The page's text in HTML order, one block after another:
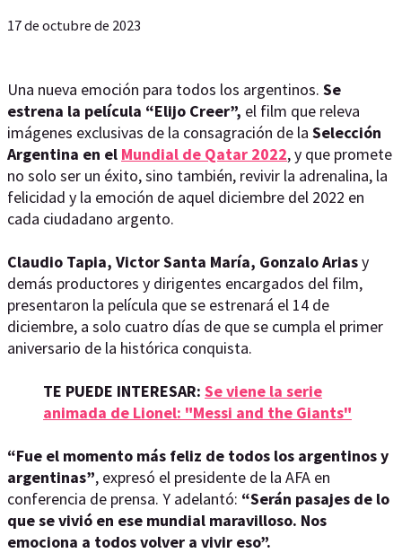
17 de octubre de 2023
Una nueva emoción para todos los argentinos. Se
estrena la película “Elijo Creer”, el film que releva
imágenes exclusivas de la consagración de la Selección
Argentina en el Mundial de Qatar 2022, y que promete
no solo ser un éxito, sino también, revivir la adrenalina, la
felicidad y la emoción de aquel diciembre del 2022 en
cada ciudadano argento.
Claudio Tapia, Victor Santa María, Gonzalo Ariasy
demás productores y dirigentes encargados del film,
presentaron la película que se estrenará el 14 de
diciembre, a solo cuatro días de que se cumpla el primer
aniversario de la histórica conquista.
TE PUEDE INTERESAR: Se viene la serie
animada de Lionel: "Messi and the Giants"
“Fue el momento más feliz de todos los argentinos y
argentinas”, expresó el presidente de la AFA en
conferencia de prensa. Y adelantó: “Serán pasajes de lo
que se vivió en ese mundial maravilloso. Nos
emociona a todos volver a vivir eso”.